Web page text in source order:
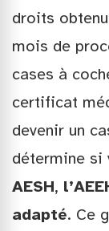
droits
mois de
cases à
certificat
devenir un
détermine si
AESH,
adapté. Ce